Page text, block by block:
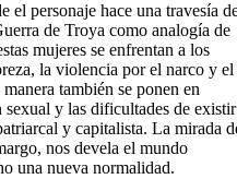
el personaje hace una travesía
de Troya como analogía de
mujeres se enfrentan a los
la violencia por el narco y el
también se ponen en
y las dificultades de existir
y capitalista. La mirada
nos devela el mundo
una nueva normalidad.